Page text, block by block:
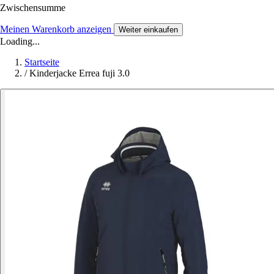
Zwischensumme
Meinen Warenkorb anzeigen Weiter einkaufen
Loading...
Startseite
/ Kinderjacke Errea fuji 3.0